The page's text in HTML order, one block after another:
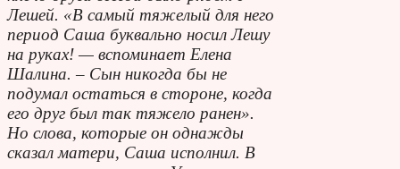
Лешей. «В самый тяжелый для него
период Саша буквально носил Лешу
на руках! — вспоминает Елена
Шалина. – Сын никогда бы не
подумал остаться в стороне, когда
его друг был так тяжело ранен».
Но слова, которые он однажды
сказал матери, Саша исполнил. В